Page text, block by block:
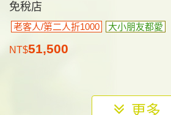
免稅店
老客人/第二人折1000 大小朋友都愛
NT$51,500
更多